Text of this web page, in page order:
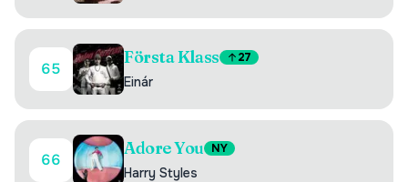
65
Första Klass 27
Einár
66
Adore You NY
Harry Styles